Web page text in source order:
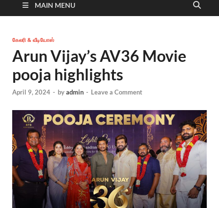
MAIN MENU
கேலரி & வீடியோஸ்
Arun Vijay’s AV36 Movie
pooja highlights
April 9, 2024 - byadmin - Leave a Comment